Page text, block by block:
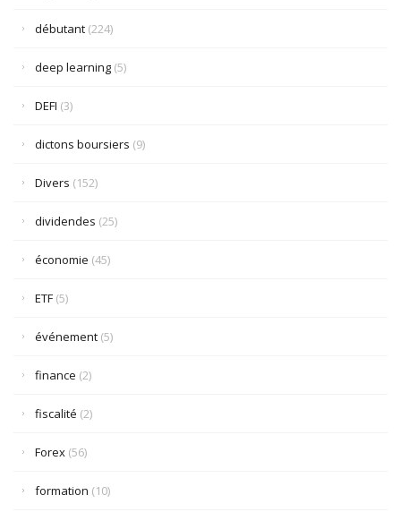
débutant (224)
deep learning (5)
DEFI (3)
dictons boursiers (9)
Divers (152)
dividendes (25)
économie (45)
ETF (5)
événement (5)
finance (2)
fiscalité (2)
Forex (56)
formation (10)